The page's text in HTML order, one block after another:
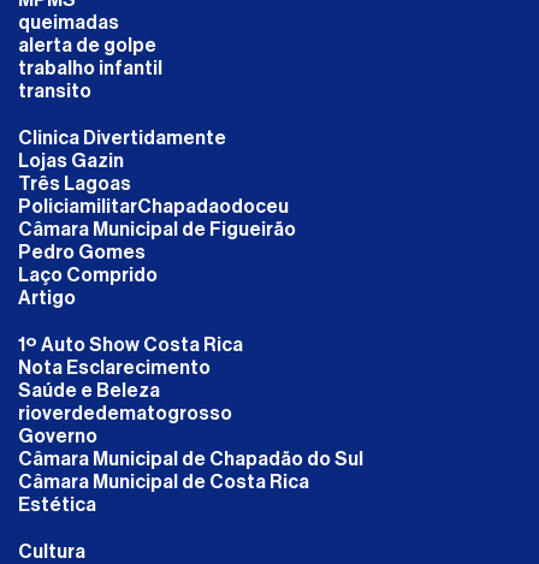
queimadas
alerta de golpe
trabalho infantil
transito
Clinica Divertidamente
Lojas Gazin
Três Lagoas
PoliciamilitarChapadaodoceu
Câmara Municipal de Figueirão
Pedro Gomes
Laço Comprido
Artigo
1º Auto Show Costa Rica
Nota Esclarecimento
Saúde e Beleza
rioverdedematogrosso
Governo
Câmara Municipal de Chapadão do Sul
Câmara Municipal de Costa Rica
Estética
Cultura